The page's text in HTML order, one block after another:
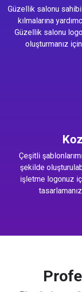
Güzellik salonu
kılmalarına
Güzellik salonu
oluşturmanız
Çeşitli
şekilde
işletme logonuz